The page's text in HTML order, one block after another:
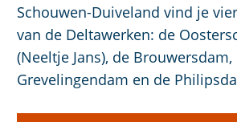
Schouwen-Duiveland vind je
van de Deltawerken: de
(Neeltje Jans), de Brouwersdam,
Grevelingendam en de